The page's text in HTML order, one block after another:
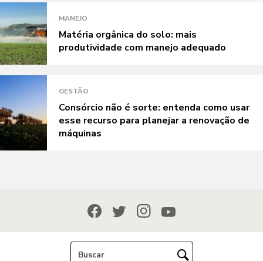
MANEJO
Matéria orgânica do solo: mais
produtividade com manejo adequado
GESTÃO
Consórcio não é sorte: entenda como usar
esse recurso para planejar a renovação de
máquinas